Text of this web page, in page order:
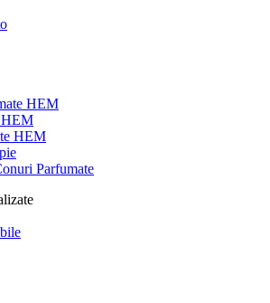
HEM
HEM
HEM
Parfumate